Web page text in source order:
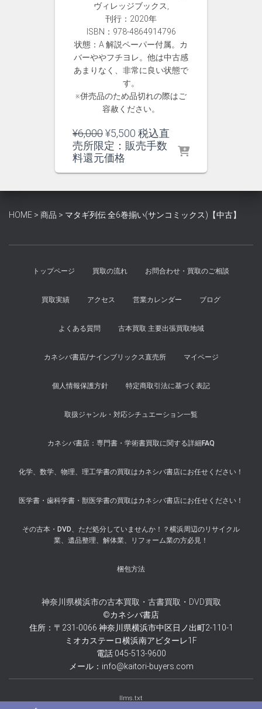
ヴィレッジブックス,
刊行：2020年
ISBN：978-4864914796
状態：A 解説ペーパー付属。カ
バーややフチヨレ。他は中古感
あまりなく、非常に良い状態で
す。
※併売品のため品切れの際はご
容赦ください。
¥6,000元
の
価
¥6,000
し
¥5,500 現
在
は
で
税込直
売所限定：販売手数
料還元価格
HOME > 商品 > マタギ列伝 全6巻揃い(サンコミックス)【中古】
トップページ 買取の流れ お問合わせ・買取のご相談
買取実績 アクセス 営業カレンダー ブログ
よくある質問 古本買取 主要出張買取地域
カネシバ書店/ナインブリックス直売所 マイページ
個人情報保護方針 特定商取引法に基づく表記
取扱ジャンル・対応シチュエーション一覧
カネシバ書店：専門書・学術書買取に関する詳細FAQ
化学、数学、物理、理工学書の買取はカネシバ書店にお任せください！
医学書・歯科学書・獣医学書の買取はカネシバ書店にお任せください！
その古本・DVD、ただ処分していませんか！？横浜周辺のリサイクル
業、遺品整理、解体業、リフォーム業の方必見！
梱包方法
神奈川県横浜市の古本買取・古書買取・DVD買取
©カネシバ書店
住所：〒231-0066 神奈川県横浜市中区日ノ出町2-110-1
ミオカステーロ横浜南アビターレ1F
電話:045-513-9600
メール：info@kaitori-buyers.com
llms.txt